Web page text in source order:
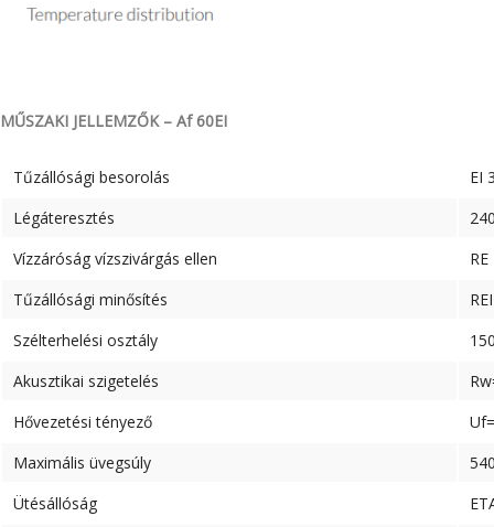
MŰSZAKI JELLEMZŐK – Af 60EI
Tűzállósági besorolás
EI
Légáteresztés
Vízzáróság vízszivárgás ellen
Tűzállósági minősítés
Szélterhelési osztály
Akusztikai szigetelés
Hővezetési tényező
Maximális üvegsúly
Ütésállóság